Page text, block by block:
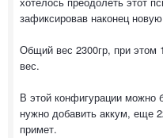
зафиксировав наконец
Общий вес 2300гр, при этом
вес.
В этой конфигурации можно
нужно добавить аккум, еще
примет.